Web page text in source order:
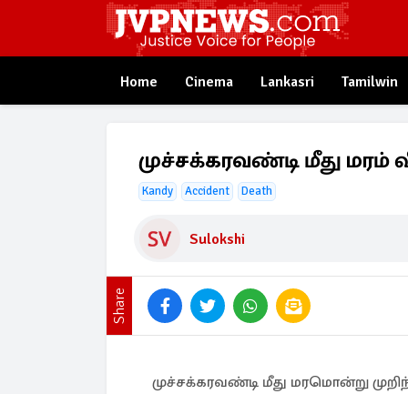
Home Cinema Lankasri Tamilwin
முச்சக்கரவண்டி மீது மரம்
Kandy Accident Death
Sulokshi
Share
முச்சக்கரவண்டி மீது மரமொன்று